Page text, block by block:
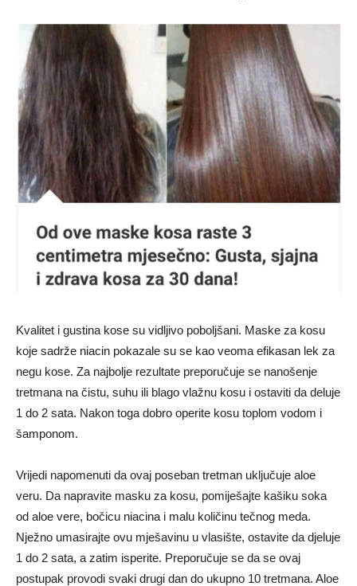
Kvalitet i gustina kose su vidljivo poboljšani. Maske za kosu
koje sadrže niacin pokazale su se kao veoma efikasan lek za
negu kose. Za najbolje rezultate preporučuje se nanošenje
tretmana na čistu, suhu ili blago vlažnu kosu i ostaviti da deluje
1 do 2 sata. Nakon toga dobro operite kosu toplom vodom i
šamponom.
Vrijedi napomenuti da ovaj poseban tretman uključuje aloe
veru. Da napravite masku za kosu, pomiješajte kašiku soka
od aloe vere, bočicu niacina i malu količinu tečnog meda.
Nježno umasirajte ovu mješavinu u vlasište, ostavite da djeluje
1 do 2 sata, a zatim isperite. Preporučuje se da se ovaj
postupak provodi svaki drugi dan do ukupno 10 tretmana. Aloe